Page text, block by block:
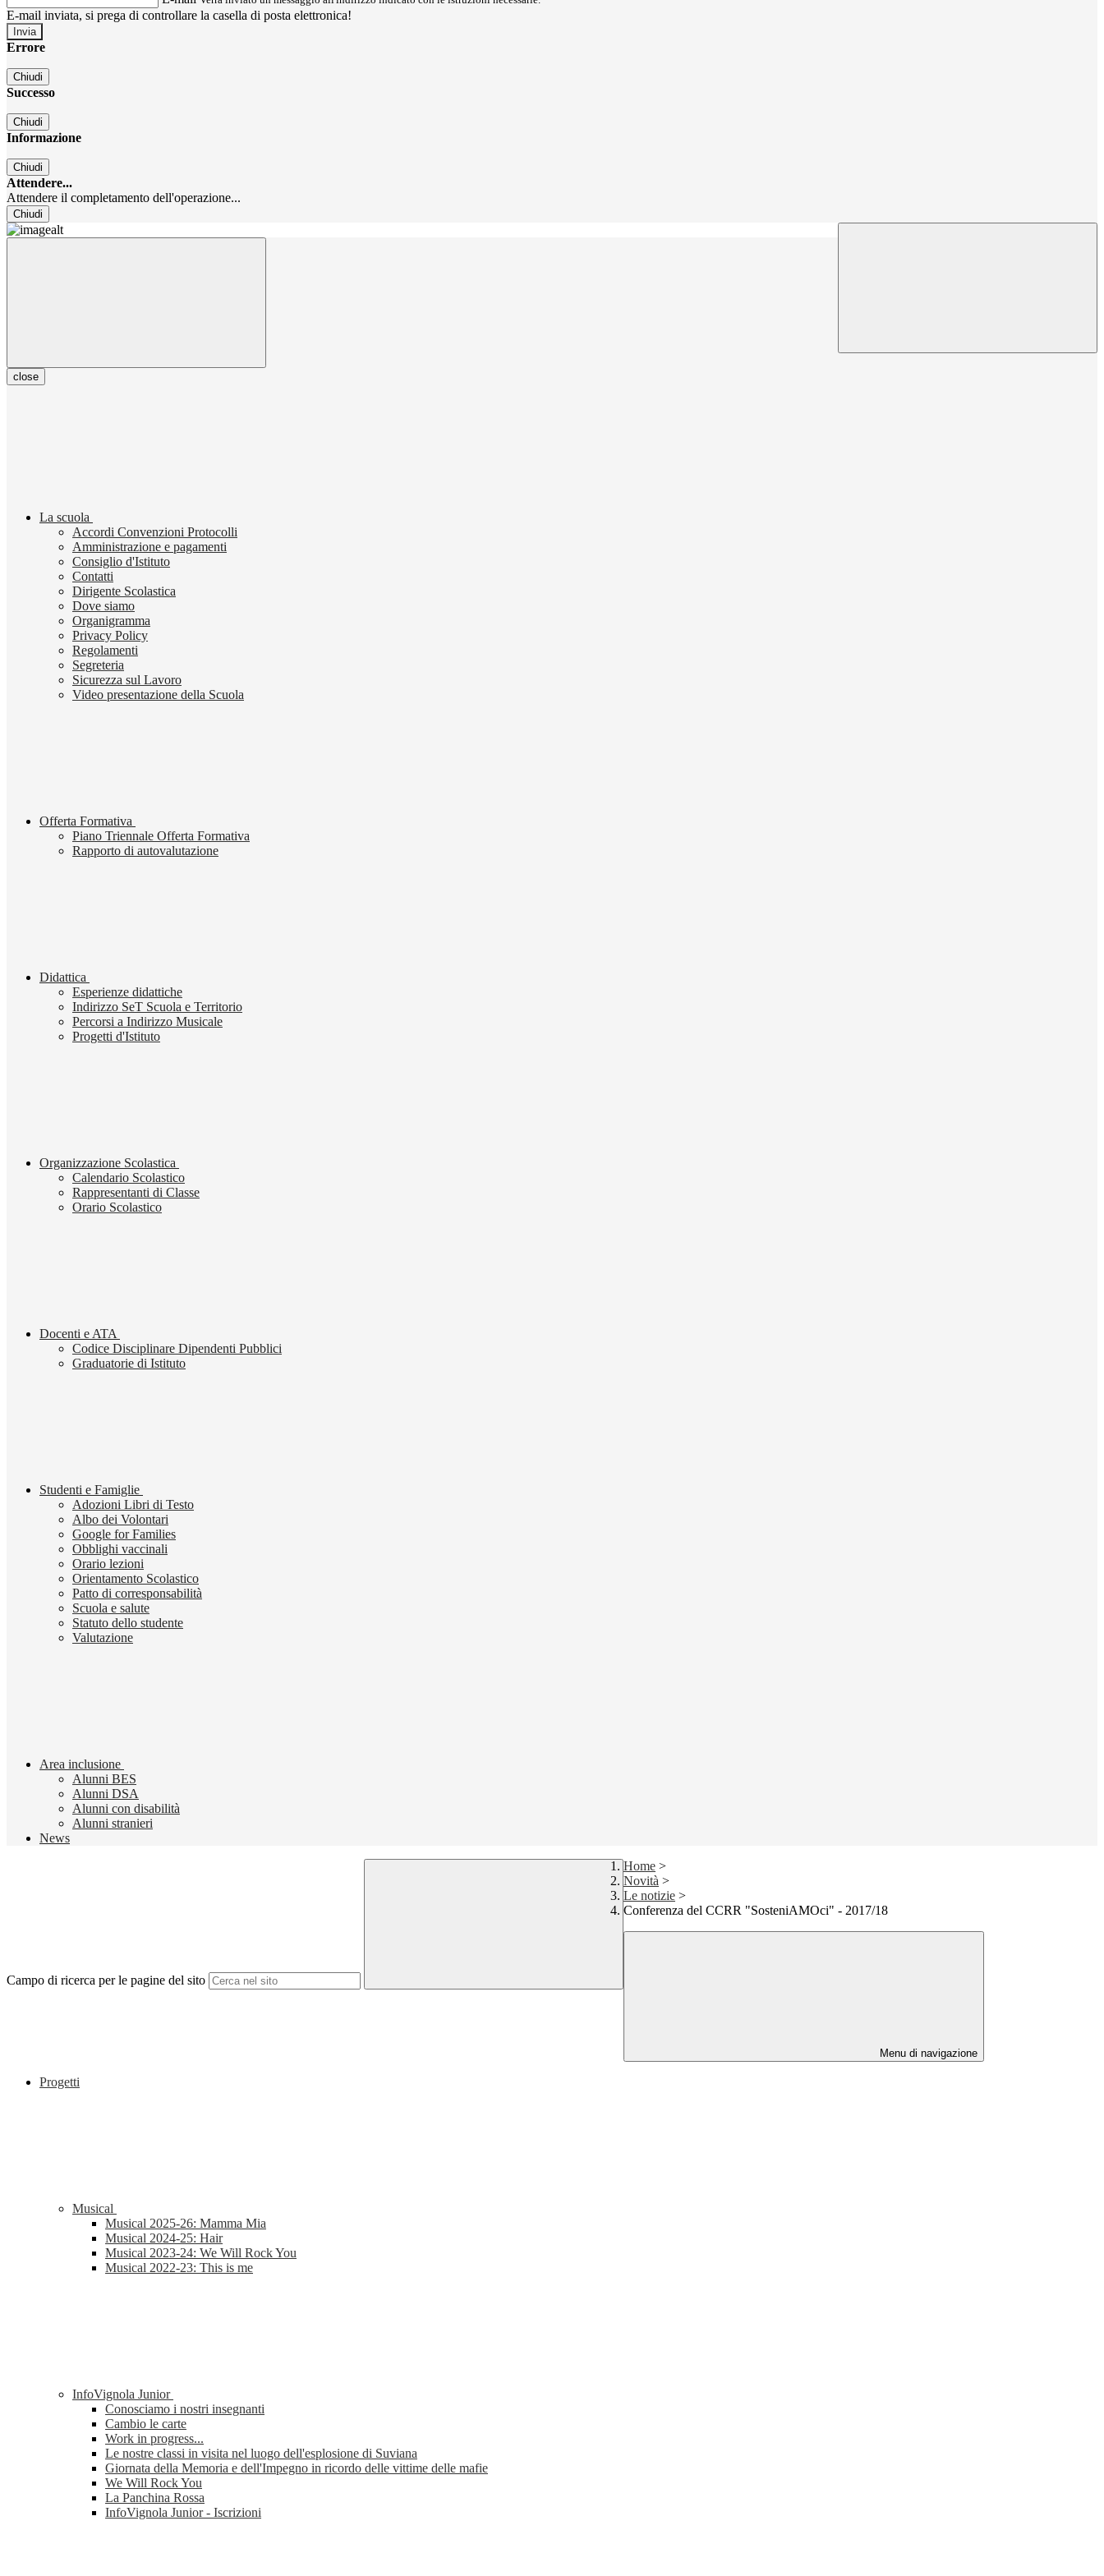
E-mail inviata, si prega di controllare la casella di posta elettronica!
Errore
Chiudi
Successo
Chiudi
Informazione
Chiudi
Attendere...
Attendere il completamento dell'operazione...
Chiudi
close
La scuola
Accordi Convenzioni Protocolli
Amministrazione e pagamenti
Consiglio d'Istituto
Contatti
Dirigente Scolastica
Dove siamo
Organigramma
Privacy Policy
Regolamenti
Segreteria
Sicurezza sul Lavoro
Video presentazione della Scuola
Offerta Formativa
Piano Triennale Offerta Formativa
Rapporto di autovalutazione
Didattica
Esperienze didattiche
Indirizzo SeT Scuola e Territorio
Percorsi a Indirizzo Musicale
Progetti d'Istituto
Organizzazione Scolastica
Calendario Scolastico
Rappresentanti di Classe
Orario Scolastico
Docenti e ATA
Codice Disciplinare Dipendenti Pubblici
Graduatorie di Istituto
Studenti e Famiglie
Adozioni Libri di Testo
Albo dei Volontari
Google for Families
Obblighi vaccinali
Orario lezioni
Orientamento Scolastico
Patto di corresponsabilità
Scuola e salute
Statuto dello studente
Valutazione
Area inclusione
Alunni BES
Alunni DSA
Alunni con disabilità
Alunni stranieri
News
Campo di ricerca per le pagine del sito
Home >
Novità >
Le notizie >
Conferenza del CCRR "SosteniAMOci" - 2017/18
Menu di navigazione
Progetti
Musical
Musical 2025-26: Mamma Mia
Musical 2024-25: Hair
Musical 2023-24: We Will Rock You
Musical 2022-23: This is me
InfoVignola Junior
Conosciamo i nostri insegnanti
Cambio le carte
Work in progress...
Le nostre classi in visita nel luogo dell'esplosione di Suviana
Giornata della Memoria e dell'Impegno in ricordo delle vittime delle mafie
We Will Rock You
La Panchina Rossa
InfoVignola Junior - Iscrizioni